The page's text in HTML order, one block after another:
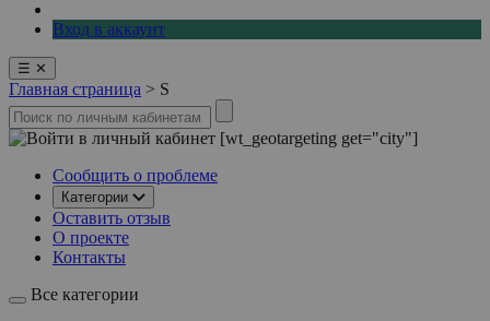
Вход в аккаунт
☰ ✕
Главная страница > S
[wt_geotargeting get="city"]
Сообщить о проблеме
Категории
Оставить отзыв
О проекте
Контакты
Все категории